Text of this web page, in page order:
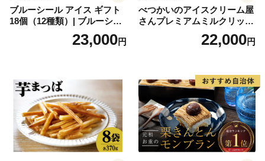
ブルーシール アイス ギフト
18個（12種類）| ブルーシー
ルアイス ブルーシールアイ
スクリーム 着日指定可能 送
誕生日 カップ 詰め合わせ バ
ラエティ | バニラ チョコレー
ト ストロベリー ピスタチオ
バニラ＆クッキー ウベ 沖縄
紅イモ 塩ちんすこう 沖縄シ
ークヮーサー 沖縄黒糖 琉球
ロイヤルミルクティ 沖縄パ
イン
23,000円
べつかいのアイスクリーム屋
さんプレミアムミルクリッチ
12個（AP-01）（ 北海道アイ
ス 北海道産アイス アイス ア
道産アイス 道産アイスクリ
ーム ギフト 詰合せ 詰め合わ
せ ふるさと納税 ）
22,000円